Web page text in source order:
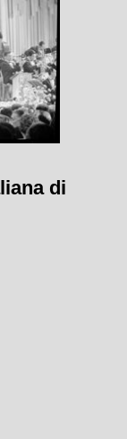
di